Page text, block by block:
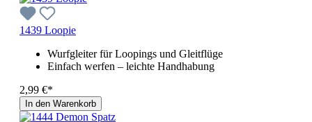
1439 Loopie
Wurfgleiter für Loopings und Gleitflüge
Einfach werfen – leichte Handhabung
2,99 €*
In den Warenkorb